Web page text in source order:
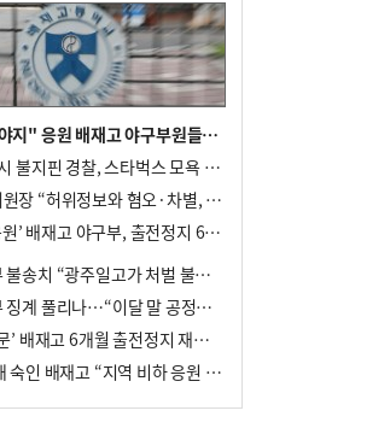
"스타벅스 가야지" 응원 배재고 야구부원들, 학교서 징계 처분
‘탱크데이’ 다시 불지핀 경찰, 스타벅스 모욕 혐의 압수수색
차정인 국교위원장 “허위정보와 혐오·차별, 학교 교실까지 유입"
‘5·18 폄훼 응원’ 배재고 야구부, 출전정지 6개월→1개월 감경
배재고 야구부 불송치 “광주일고가 처벌 불원 의사 표해”
배재고 야구부 징계 풀리나…“이달 말 공정위서 재심의”
‘스벅 구호 파문’ 배재고 6개월 출전정지 재심 신청키로
광주 찾아 고개 숙인 배재고 “지역 비하 응원 잘못”(종합)